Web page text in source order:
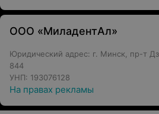
ООО «МиладентАл»
Юридический адрес: г. Минск, пр-т
844
УНП: 193076128
На правах рекламы